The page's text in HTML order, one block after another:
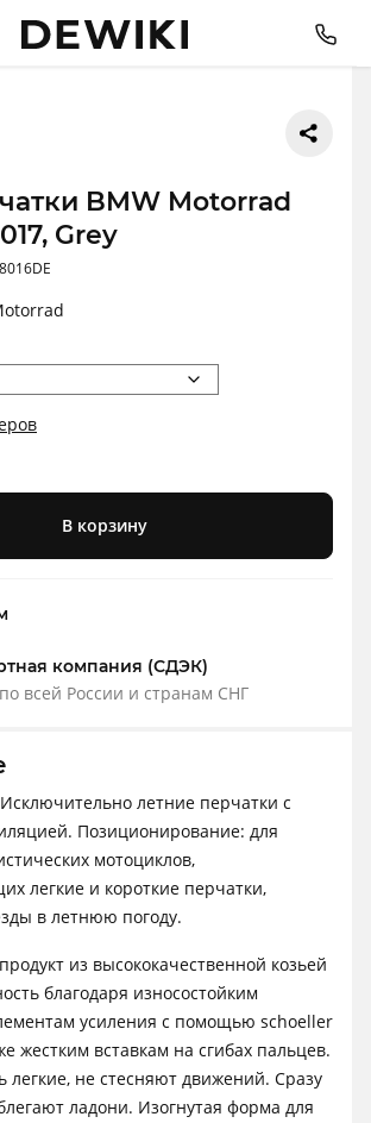
BMW Motorrad
Grey
В корзину
компания (СДЭК)
всей России и странам СНГ
летние перчатки с
Позиционирование: для
мотоциклов,
легкие и короткие перчатки,
в летнюю погоду.
из высококачественной козьей
благодаря износостойким
усиления с помощью schoeller
жестким вставкам на сгибах пальцев.
легкие, не стесняют движений. Сразу
ладони. Изогнутая форма для